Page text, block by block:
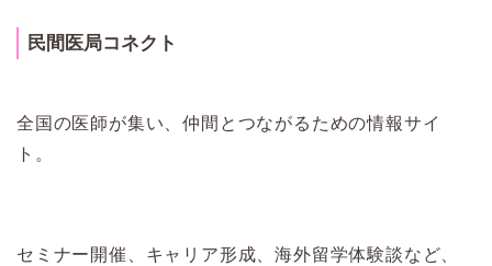
民間医局コネクト
全国の医師が集い、仲間とつながるための情報サイ
ト。
セミナー開催、キャリア形成、海外留学体験談など、